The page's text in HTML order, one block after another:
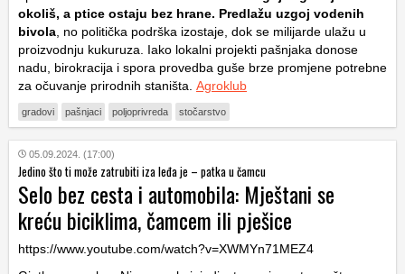
okoliš, a ptice ostaju bez hrane. Predlažu uzgoj vodenih
bivola , no politička podrška izostaje, dok se milijarde ulažu u
proizvodnju kukuruza. Iako lokalni projekti pašnjaka donose
nadu, birokracija i spora provedba guše brze promjene potrebne
za očuvanje prirodnih staništa. Agroklub
gradovi pašnjaci poljoprivreda stočarstvo
05.09.2024. (17:00)
Jedino što ti može zatrubiti iza leđa je – patka u čamcu
Selo bez cesta i automobila: Mještani se
kreću biciklima, čamcem ili pješice
https://www.youtube.com/watch?v=XWMYn71MEZ4